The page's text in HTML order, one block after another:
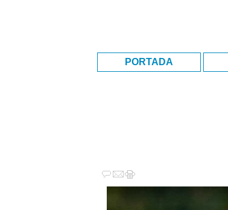
PORTADA